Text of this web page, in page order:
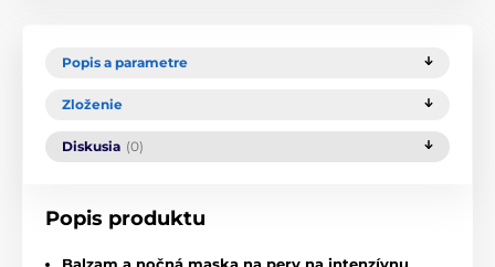
Popis a parametre
Zloženie
Diskusia (0)
Popis produktu